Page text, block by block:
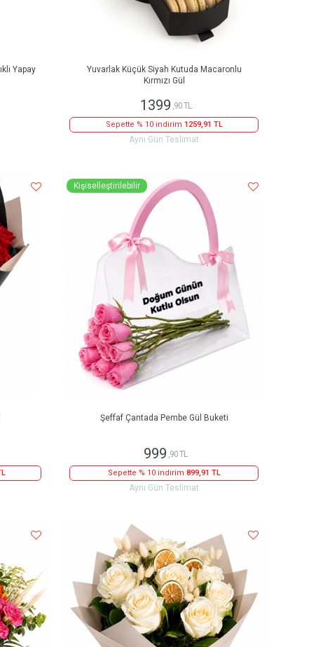
Yapay
Yuvarlak Küçük Siyah Kutuda Macaronlu
Kırmızı Gül
1399 ,90 TL
Sepette % 10 indirim 1259,91 TL
Aynı Gün Teslimat
Kişiselleştirilebilir
Şeffaf Çantada Pembe Gül Buketi
999 ,90 TL
Sepette % 10 indirim 899,91 TL
Aynı Gün Teslimat